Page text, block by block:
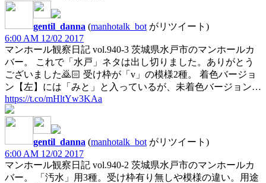
gentil_danna (manhotalk_bot がリツイート)
6:00 AM 12/02 2017
マンホール観察日記 vol.940-3 茨城県水戸市のマンホールカ
バー。 これで「水戸」ネタは出し切りました。ありがとう
ございました🙇🏻 受け枠が「v」の模様2種。 着色バージョ
ン【左】には「みと」と入っているが、未着色バージョン…
https://t.co/mHltYw3KAa
gentil_danna (manhotalk_bot がリツイート)
6:00 AM 12/02 2017
マンホール観察日記 vol.940-2 茨城県水戸市のマンホールカ
バー。 「汚水」用3種。受け枠有り無しや模様の違い。用途